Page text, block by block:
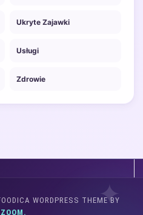
Ukryte Zajawki
Usługi
Zdrowie
WORDPRESS THEME BY